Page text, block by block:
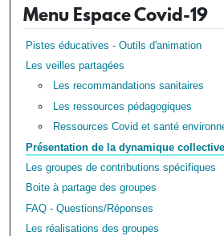
Menu Espace Covid-19
Pistes éducatives - Outils d'animation
Les veilles partagées
Les recommandations sanitaires
Les ressources pédagogiques
Ressources Covid et santé
Présentation de la dynamique collective
Les groupes de contributions spécifiques
Boite à partage des groupes
FAQ - Questions/Réponses
Les réalisations des groupes